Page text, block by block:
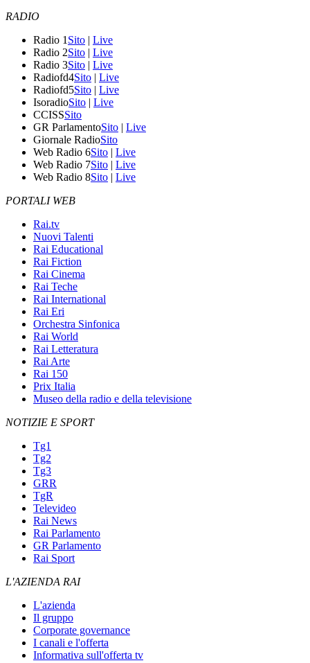
RADIO
Radio 1 Sito | Live
Radio 2Sito | Live
Radio 3Sito | Live
Radiofd4Sito | Live
Radiofd5Sito | Live
IsoradioSito | Live
CCISSSito
GR ParlamentoSito | Live
Giornale RadioSito
Web Radio 6Sito | Live
Web Radio 7Sito | Live
Web Radio 8Sito | Live
PORTALI WEB
Rai.tv
Nuovi Talenti
Rai Educational
Rai Fiction
Rai Cinema
Rai Teche
Rai International
Rai Eri
Orchestra Sinfonica
Rai World
Rai Letteratura
Rai Arte
Rai 150
Prix Italia
Museo della radio e della televisione
NOTIZIE E SPORT
Tg1
Tg2
Tg3
GRR
TgR
Televideo
Rai News
Rai Parlamento
GR Parlamento
Rai Sport
L'AZIENDA RAI
L'azienda
Il gruppo
Corporate governance
I canali e l'offerta
Informativa sull'offerta tv